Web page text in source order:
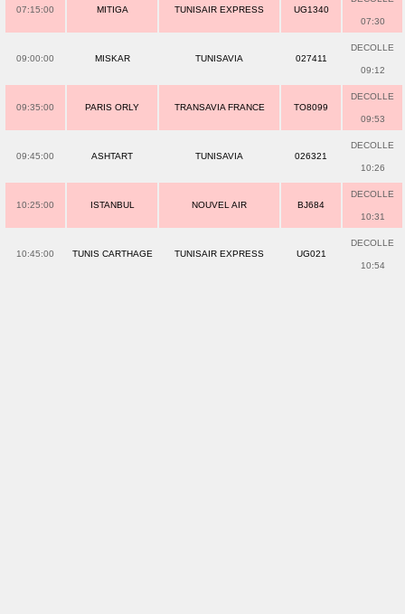
07:15:00 MITIGA TUNISAIR EXPRESS UG1340
07:30
09:00:00 MISKAR TUNISAVIA 027411
DECOLLE
09:12
09:35:00 PARIS ORLY TRANSAVIA FRANCE TO8099
DECOLLE
09:53
09:45:00 ASHTART TUNISAVIA 026321
DECOLLE
10:26
10:25:00 ISTANBUL NOUVEL AIR BJ684
DECOLLE
10:31
10:45:00 TUNIS CARTHAGE TUNISAIR EXPRESS UG021
DECOLLE
10:54